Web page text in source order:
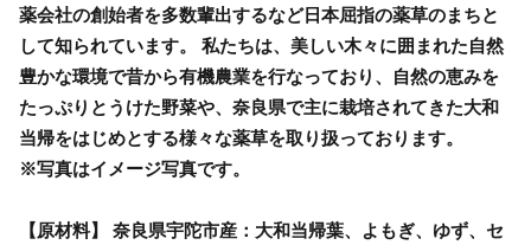
薬会社の創始者を多数輩出するなど日本屈指の薬草のまちと
して知られています。 私たちは、美しい木々に囲まれた自然
豊かな環境で昔から有機農業を行なっており、自然の恵みを
たっぷりとうけた野菜や、奈良県で主に栽培されてきた大和
当帰をはじめとする様々な薬草を取り扱っております。
※写真はイメージ写真です。
【原材料】 奈良県宇陀市産：大和当帰葉、よもぎ、ゆず、セ